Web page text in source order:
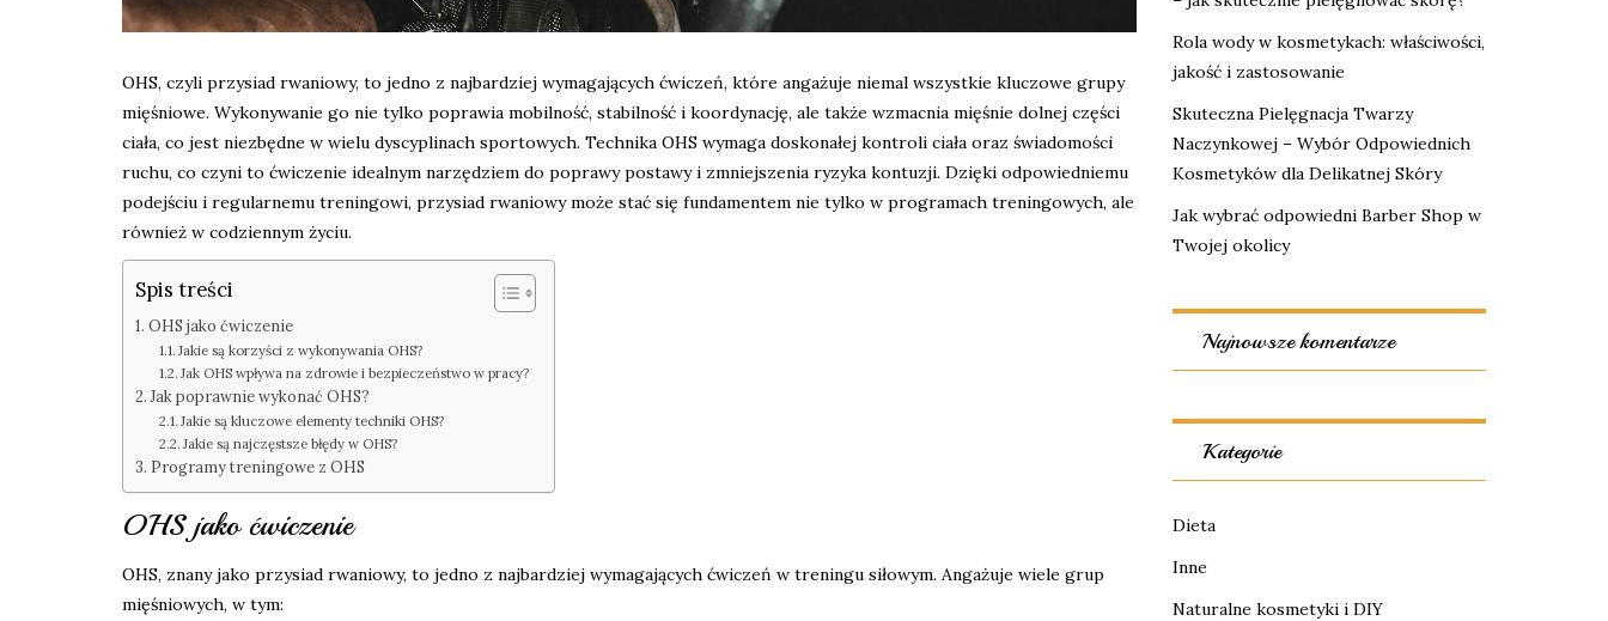
OHS, czyli przysiad rwaniowy, to jedno z najbardziej wymagających ćwiczeń, które angażuje niemal wszystkie kluczowe grupy
mięśniowe. Wykonywanie go nie tylko poprawia mobilność, stabilność i koordynację, ale także wzmacnia mięśnie dolnej części
ciała, co jest niezbędne w wielu dyscyplinach sportowych. Technika OHS wymaga doskonałej kontroli ciała oraz świadomości
ruchu, co czyni to ćwiczenie idealnym narzędziem do poprawy postawy i zmniejszenia ryzyka kontuzji. Dzięki odpowiedniemu
podejściu i regularnemu treningowi, przysiad rwaniowy może stać się fundamentem nie tylko w programach treningowych, ale
również w codziennym życiu.
Spis treści
OHS jako ćwiczenie
Jakie są korzyści z wykonywania OHS?
Jak OHS wpływa na zdrowie i bezpieczeństwo w pracy?
Jak poprawnie wykonać OHS?
Jakie są kluczowe elementy techniki OHS?
Jakie są najczęstsze błędy w OHS?
Programy treningowe z OHS
OHS jako ćwiczenie
OHS, znany jako przysiad rwaniowy, to jedno z najbardziej wymagających ćwiczeń w treningu siłowym. Angażuje wiele grup
mięśniowych, w tym:
Rola wody w kosmetykach: właściwości,
jakość i zastosowanie
Skuteczna Pielęgnacja Twarzy
Naczynkowej – Wybór Odpowiednich
Kosmetyków dla Delikatnej Skóry
Jak wybrać odpowiedni Barber Shop w
Twojej okolicy
Najnowsze komentarze
Kategorie
Dieta
Inne
Naturalne kosmetyki i DIY